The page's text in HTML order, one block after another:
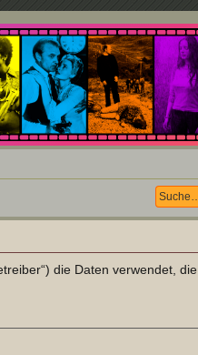
die Daten verwendet,